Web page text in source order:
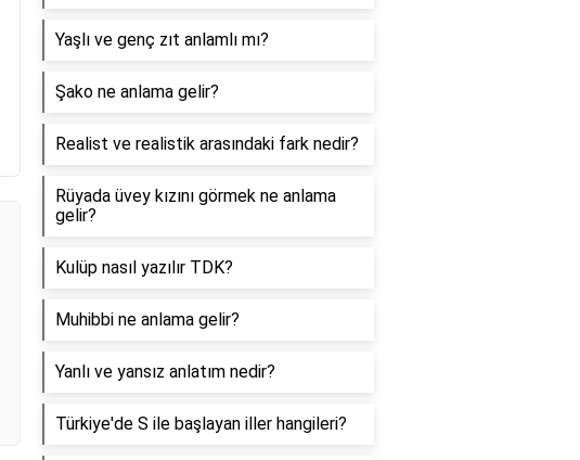
Yaşlı ve genç zıt anlamlı mı?
Şako ne anlama gelir?
Realist ve realistik arasındaki fark nedir?
Rüyada üvey kızını görmek ne anlama
gelir?
Kulüp nasıl yazılır TDK?
Muhibbi ne anlama gelir?
Yanlı ve yansız anlatım nedir?
Türkiye'de S ile başlayan iller hangileri?